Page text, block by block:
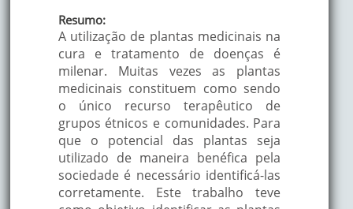
Resumo:
A utilização de plantas medicinais na
cura e tratamento de doenças é
milenar. Muitas vezes as plantas
medicinais constituem como sendo
o único recurso terapêutico de
grupos étnicos e comunidades. Para
que o potencial das plantas seja
utilizado de maneira benéfica pela
sociedade é necessário identificá-las
corretamente. Este trabalho teve